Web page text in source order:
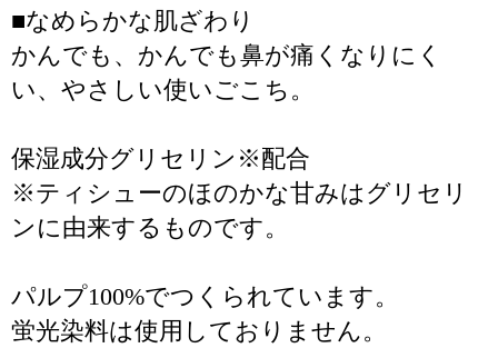
■なめらかな肌ざわり
かんでも、かんでも鼻が痛くなりにく
い、やさしい使いごこち。
保湿成分グリセリン※配合
※ティシューのほのかな甘みはグリセリ
ンに由来するものです。
パルプ100%でつくられています。
蛍光染料は使用しておりません。